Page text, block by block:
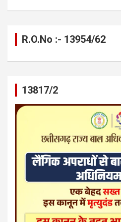
R.O.No :- 13954/62
13817/2